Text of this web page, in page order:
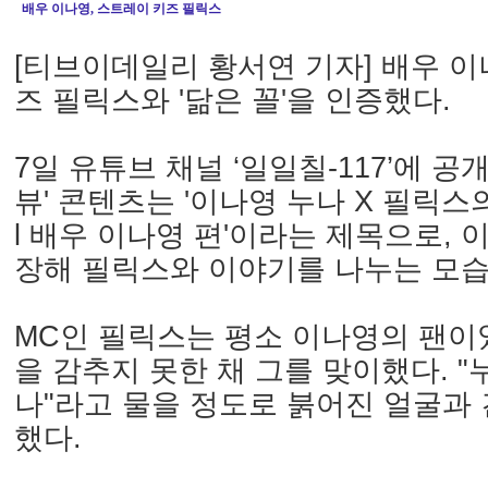
배우 이나영, 스트레이 키즈 필릭스
[티브이데일리 황서연 기자] 배우
즈 필릭스와 '닮은 꼴'을 인증했다.
7일 유튜브 채널 ‘일일칠-117’에 공
뷰' 콘텐츠는 '이나영 누나 X 필릭스
l 배우 이나영 편'이라는 제목으로,
장해 필릭스와 이야기를 나누는 모
MC인 필릭스는 평소 이나영의 팬
을 감추지 못한 채 그를 맞이했다. "
나"라고 물을 정도로 붉어진 얼굴과
했다.